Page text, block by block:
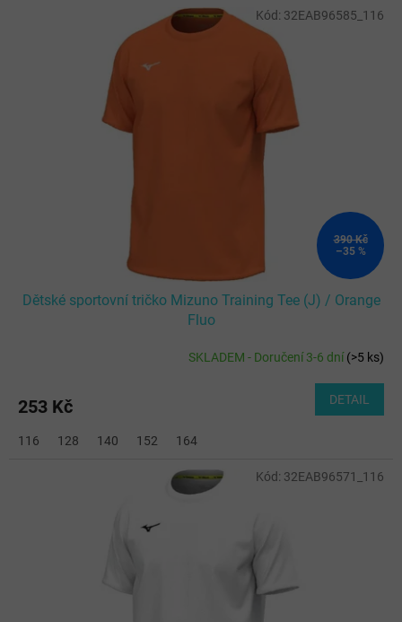
390 Kč
–35 %
Dětské sportovní tričko Mizuno Training Tee (J) / Orange
Fluo
SKLADEM - Doručení 3-6 dní(>5 ks)
253 Kč DETAIL
116 128 140 152 164
Kód: 32EAB96585_116
Kód: 32EAB96571_116